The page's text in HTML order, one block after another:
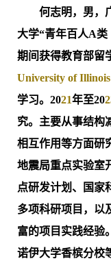
何志明，男，
大学“青年百人A
期间获得教育部留
University of
学习。2021年至20
究。主要从事结构
相互作用等方面研
地震局重点实验室
点研发计划、国家
多项科研项目，以
富的项目实践经验
诺伊大学香槟分校